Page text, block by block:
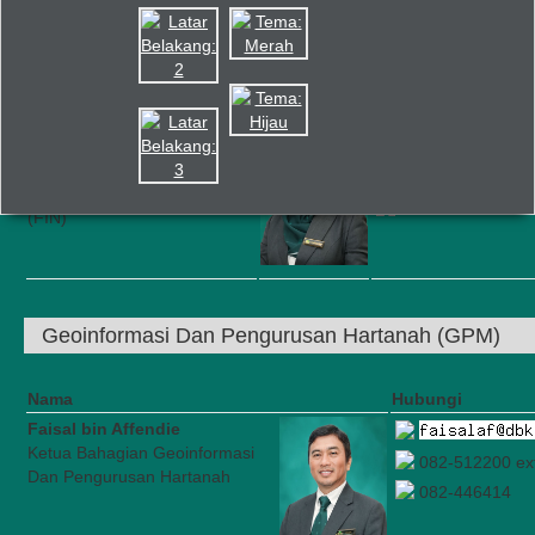
Kewangan (FIN)
Nurliyana Adlina Chee binti
(FIN)
Geoinformasi Dan Pengurusan Hartanah (GPM)
Nama
Hubungi
Faisal bin Affendie
Ketua Bahagian Geoinformasi
Dan Pengurusan Hartanah
082-512200
082-446414